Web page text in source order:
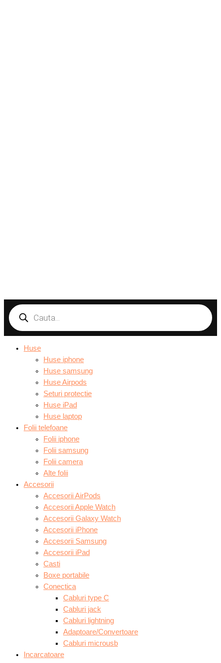
search
Huse
Huse iphone
Huse samsung
Huse Airpods
Seturi protectie
Huse iPad
Huse laptop
Folii telefoane
Folii iphone
Folii samsung
Folii camera
Alte folii
Accesorii
Accesorii AirPods
Accesorii Apple Watch
Accesorii Galaxy Watch
Accesorii iPhone
Accesorii Samsung
Accesorii iPad
Casti
Boxe portabile
Conectica
Cabluri type C
Cabluri jack
Cabluri lightning
Adaptoare/Convertoare
Cabluri microusb
Incarcatoare